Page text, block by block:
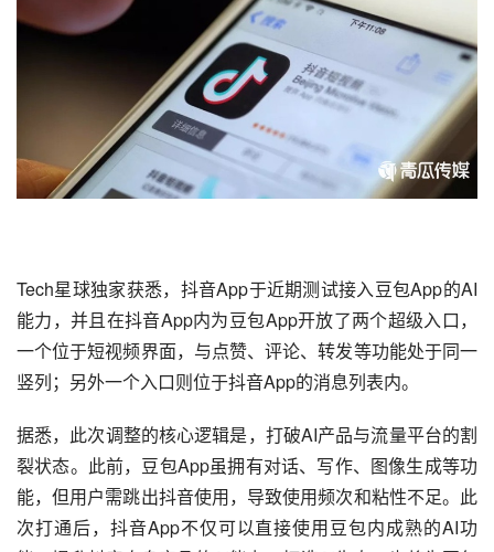
Tech星球独家获悉， 抖音App于近期测试接入豆包App的AI
能力，并且在抖音App内为豆包App开放了两个超级入口，
一个位于短视频界面，与点赞、评论、转发等功能处于同一
竖列；另外一个入口则位于抖音App的消息列表内。
据悉，此次调整的核心逻辑是，打破AI产品与流量平台的割
裂状态。此前，豆包App虽拥有对话、写作、图像生成等功
能，但用户需跳出抖音使用，导致使用频次和粘性不足。此
次打通后，抖音App不仅可以直接使用豆包内成熟的AI功